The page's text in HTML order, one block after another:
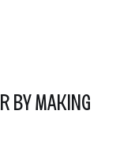
BY MAKING